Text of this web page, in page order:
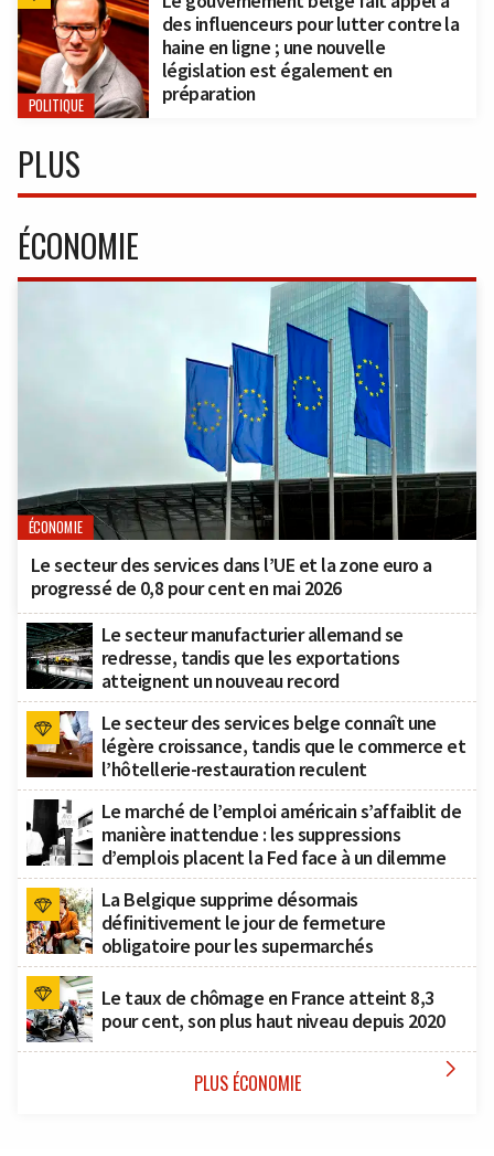
POLITIQUE
des influenceurs pour lutter contre la
haine en ligne ; une nouvelle
législation est également en
préparation
PLUS
ÉCONOMIE
ÉCONOMIE
Le secteur des services dans l’UE et la zone euro a
progressé de 0,8 pour cent en mai 2026
Le secteur manufacturier allemand se
redresse, tandis que les exportations
atteignent un nouveau record
Le secteur des services belge connaît une
légère croissance, tandis que le commerce et
l’hôtellerie-restauration reculent
Le marché de l’emploi américain s’affaiblit de
manière inattendue : les suppressions
d’emplois placent la Fed face à un dilemme
La Belgique supprime désormais
définitivement le jour de fermeture
obligatoire pour les supermarchés
Le taux de chômage en France atteint 8,3
pour cent, son plus haut niveau depuis 2020
PLUS ÉCONOMIE 